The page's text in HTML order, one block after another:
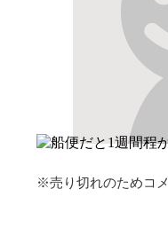
※売り切れのためコ